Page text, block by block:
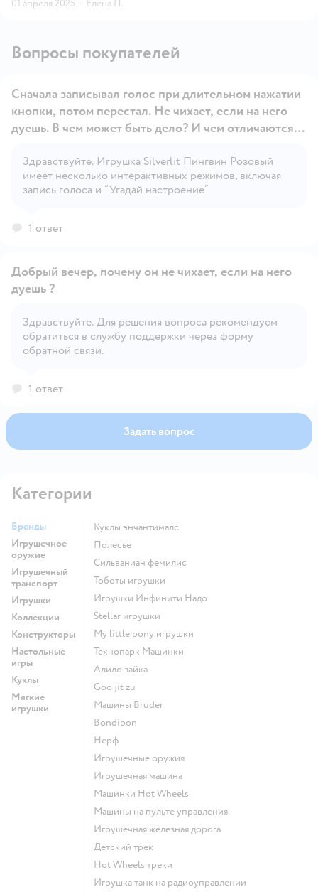
01 апреля 2025 · Елена П.
Вопросы покупателей
Открыть вопрос
Сначала записывал голос при длительном нажатии
кнопки, потом перестал. Не чихает, если на него
дуешь. В чем может быть дело? И чем отличаются
Здравствуйте. Игрушка Silverlit Пингвин Розовый
имеет несколько интерактивных режимов, включая
запись голоса и “Угадай настроение”
1 ответ
Открыть вопрос
Добрый вечер, почему он не чихает, если на него
дуешь ?
Здравствуйте. Для решения вопроса рекомендуем
обратиться в службу поддержки через форму
обратной связи.
1 ответ
Задать вопрос
Категории
Бренды
Игрушечное
оружие
Игрушечный
транспорт
Игрушки
Коллекции
Конструкторы
Настольные
игры
Куклы
Мягкие
игрушки
Куклы энчантималс
Полесье
Сильваниан фемилис
Тоботы игрушки
Игрушки Инфинити Надо
Stellar игрушки
my little pony игрушки
Технопарк Машинки
Алило зайка
Goo jit zu
Машины Bruder
Bondibon
Нерф
Игрушечные оружия
Игрушечная машина
Машинки Hot Wheels
Машины на пульте управления
Игрушечная железная дорога
Детский трек
Hot Wheels треки
Игрушка танк на радиоуправлении